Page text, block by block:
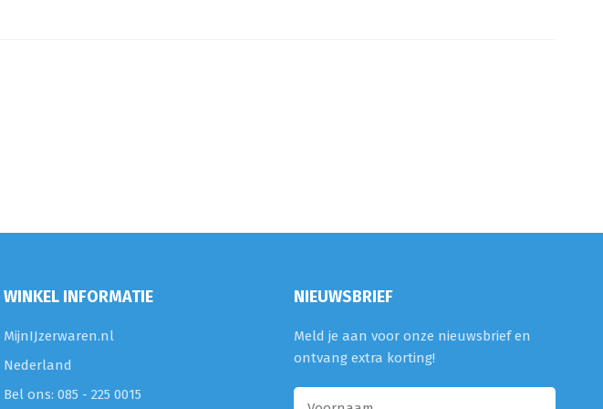
WINKEL INFORMATIE
MijnIJzerwaren.nl
Nederland
Bel ons: 085 - 225 0015
NIEUWSBRIEF
Meld je aan voor onze nieuwsbrief en
ontvang extra korting!